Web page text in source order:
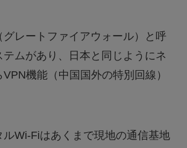
グレートファイアウォール）と呼
ムがあり、日本と同じようにネ
機能（中国国外の特別回線）
ルWi-Fiはあくまで現地の通信基地